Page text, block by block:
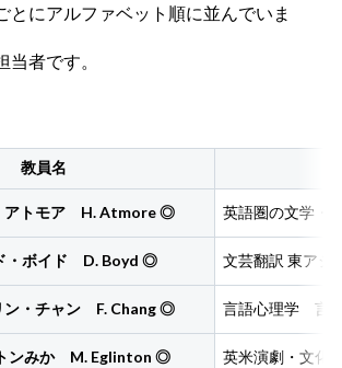
とにアルファベット順に並んでいま
者です。
教員名
アトモア H. Atmore◎ 英語圏の文学・
・ボイド D. Boyd ◎ 文芸翻訳 東アジ
ン・チャン F. Chang◎ 言語心理学 言
ンみか M. Eglinton ◎ 英米演劇・文化